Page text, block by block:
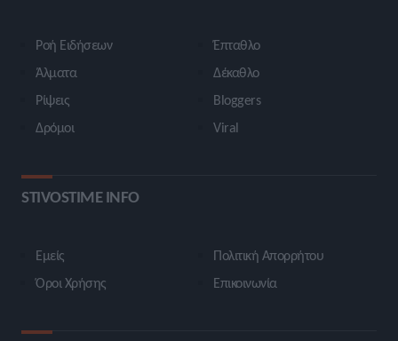
Ροή Ειδήσεων
Άλματα
Ρίψεις
Δρόμοι
Έπταθλο
Δέκαθλο
Bloggers
Viral
STIVOSTIME INFO
Εμείς
Όροι Χρήσης
Πολιτική Απορρήτου
Επικοινωνία